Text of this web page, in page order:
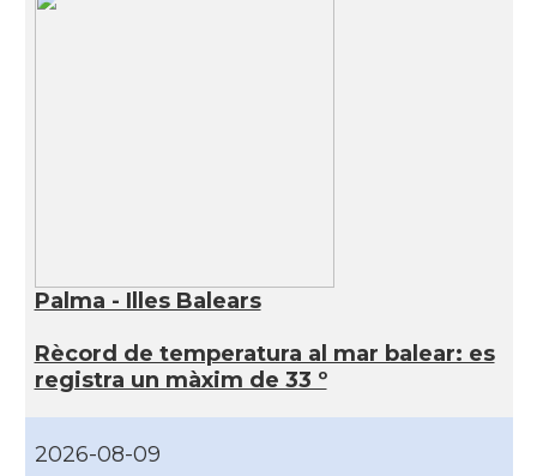
Palma - Illes Balears
Rècord de temperatura al mar balear: es
registra un màxim de 33 º
2026-08-09